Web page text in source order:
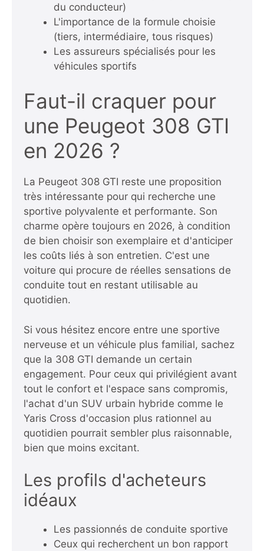
du conducteur)
L'importance de la formule choisie
(tiers, intermédiaire, tous risques)
Les assureurs spécialisés pour les
véhicules sportifs
Faut-il craquer pour
une Peugeot 308 GTI
en 2026 ?
La Peugeot 308 GTI reste une proposition
très intéressante pour qui recherche une
sportive polyvalente et performante. Son
charme opère toujours en 2026, à condition
de bien choisir son exemplaire et d'anticiper
les coûts liés à son entretien. C'est une
voiture qui procure de réelles sensations de
conduite tout en restant utilisable au
quotidien.
Si vous hésitez encore entre une sportive
nerveuse et un véhicule plus familial, sachez
que la 308 GTI demande un certain
engagement. Pour ceux qui privilégient avant
tout le confort et l'espace sans compromis,
l'achat d'un SUV urbain hybride comme le
Yaris Cross d'occasion plus rationnel au
quotidien pourrait sembler plus raisonnable,
bien que moins excitant.
Les profils d'acheteurs
idéaux
Les passionnés de conduite sportive
Ceux qui recherchent un bon rapport